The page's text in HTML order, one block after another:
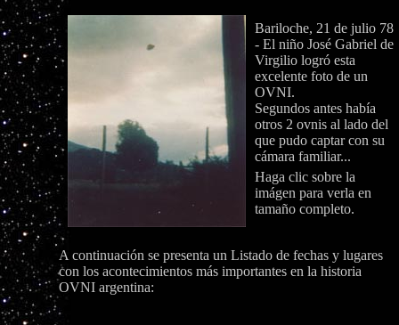
Bariloche, 21 de julio 78
- El niño José Gabriel de
Virgilio logró esta
excelente foto de un
OVNI.
Segundos antes había
otros 2 ovnis al lado del
que pudo captar con su
cámara familiar...
Haga clic sobre la
imágen para verla en
tamaño completo.
A continuación se presenta un Listado de fechas y lugares
con los acontecimientos más importantes en la historia
OVNI argentina: